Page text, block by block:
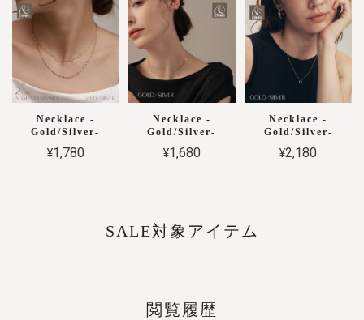
Necklace -
Gold/Silver-
¥1,780
Necklace -
Gold/Silver-
¥1,680
Necklace -
Gold/Silver-
¥2,180
SALE対象アイテム
閲覧履歴